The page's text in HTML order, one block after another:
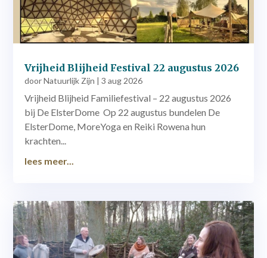
Vrijheid Blijheid Festival 22 augustus 2026
doorNatuurlijk Zijn |3 aug 2026
Vrijheid Blijheid Familiefestival – 22 augustus 2026
bij De ElsterDome Op 22 augustus bundelen De
ElsterDome, MoreYoga en Reiki Rowena hun
krachten...
lees meer...